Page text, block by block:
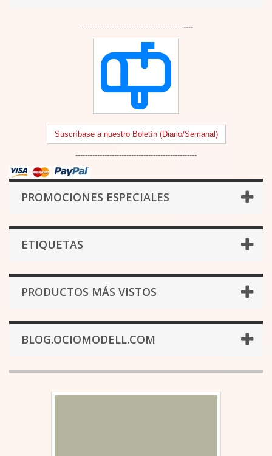
-----------------------------------------------
Suscríbase a nuestro Boletín (Diario/Semanal)
--------------------------------------------------
PROMOCIONES ESPECIALES
ETIQUETAS
PRODUCTOS MÁS VISTOS
BLOG.OCIOMODELL.COM